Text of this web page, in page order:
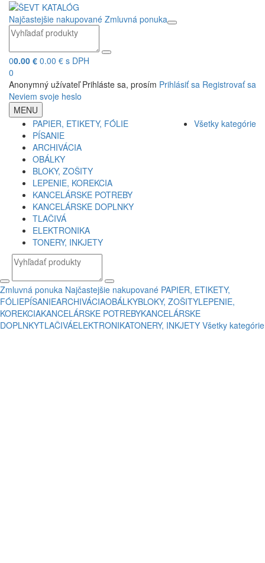
Najčastejšie nakupované Zmluvná ponuka
00.00 € 0.00 € s DPH
0
Anonymný užívateľ Prihláste sa, prosím Prihlásiť sa Registrovať sa
Neviem svoje heslo
MENU
PAPIER, ETIKETY, FÓLIE
PÍSANIE
ARCHIVÁCIA
OBÁLKY
BLOKY, ZOŠITY
LEPENIE, KOREKCIA
KANCELÁRSKE POTREBY
KANCELÁRSKE DOPLNKY
TLAČIVÁ
ELEKTRONIKA
TONERY, INKJETY
Všetky kategórie
Zmluvná ponuka Najčastejšie nakupované PAPIER, ETIKETY,
FÓLIEPÍSANIEARCHIVÁCIAOBÁLKYBLOKY, ZOŠITYLEPENIE,
KOREKCIAKANCELÁRSKE POTREBYKANCELÁRSKE
DOPLNKYTLAČIVÁELEKTRONIKATONERY, INKJETY Všetky kategórie